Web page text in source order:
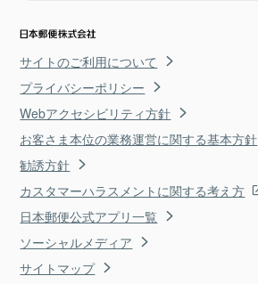
サイトのご利用について
プライバシーポリシー
Webアクセシビリティ方針
お客さま本位の業務運営に関する基本方針
勧誘方針
カスタマーハラスメントに関する考え方
日本郵便公式アプリ一覧
ソーシャルメディア
サイトマップ